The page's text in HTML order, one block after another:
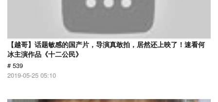
【越哥】话题敏感的国产片，导演真敢拍，居然还上映了！速看何
冰主演作品《十二公民》
# 539
2019-05-25 05:10